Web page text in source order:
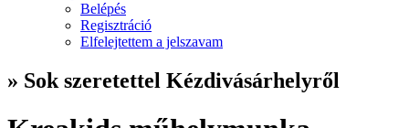
Belépés
Regisztráció
Elfelejtettem a jelszavam
» Sok szeretettel Kézdivásárhelyről